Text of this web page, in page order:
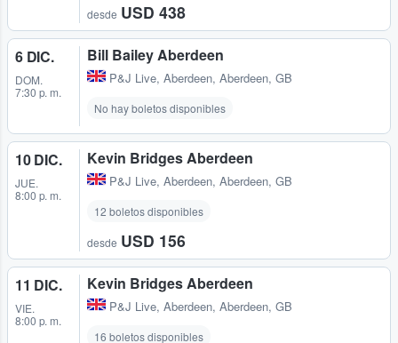
desde USD 438
6 DIC.
DOM.
7:30 p. m.
Bill Bailey Aberdeen
P&J Live, Aberdeen, Aberdeen, GB
No hay boletos disponibles
10 DIC.
JUE.
8:00 p. m.
Kevin Bridges Aberdeen
P&J Live, Aberdeen, Aberdeen, GB
12 boletos disponibles
desde USD 156
11 DIC.
VIE.
8:00 p. m.
Kevin Bridges Aberdeen
P&J Live, Aberdeen, Aberdeen, GB
16 boletos disponibles